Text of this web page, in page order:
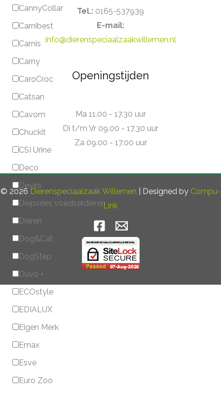
CannyCollar
Carnibest
Carnis
Carny
CaroCroc
Catsan
Cavom
Chuckit
CSI Urine
Deco
Devini
Diepvries voedseldieren
Dieren
Dog&Cat
DogStep
Duvo +
ECOstyle
EDIALUX
Eigen Merk
Emax
Esve
Euro Zoo
Tel.: 0165-537939
E-mail:
info@dierenspeciaalzaakwillemen.nl
Openingstijden
Ma 11.00 - 17.30 uur
Di t/m Vr 09.00 - 17.30 uur
Za 09.00 - 17.00 uur
© 2026 Dierenspeciaalzaak Willemen | Designed by Compu-
Link